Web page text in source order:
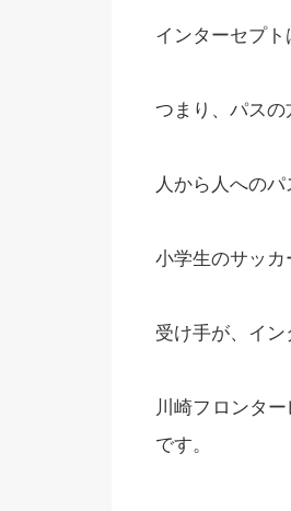
インターセプト
つまり、パスの
人から人への
小学生のサッカ
受け手が、イン
川崎フロンタ
です。